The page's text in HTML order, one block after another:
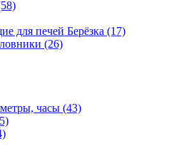
для печей Берёзка (17)
(26)
часы (43)